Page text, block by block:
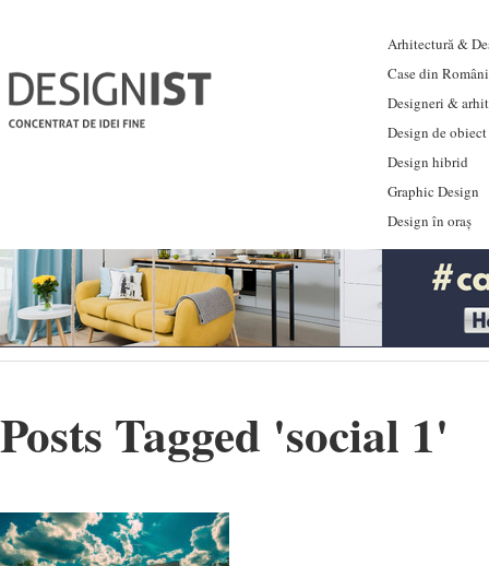
Arhitectură &
Case din
Designeri &
Design de obiect
Design hibrid
Graphic Design
Design în oraș
Posts Tagged 'social 1'